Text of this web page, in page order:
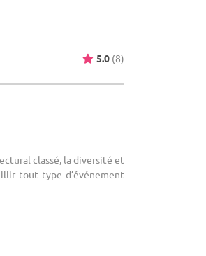
5.0 (8)
classé, la diversité et
tout type d’événement